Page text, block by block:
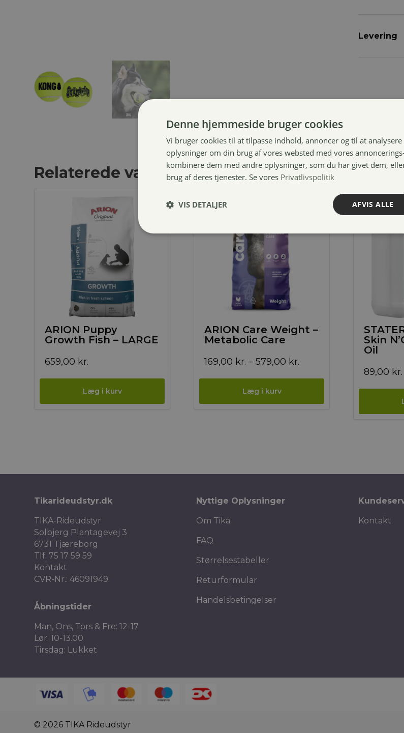
Levering
Relaterede varer
ARION Puppy
Growth Fish – LARGE
659,00 kr.
ARION Care Weight –
Metabolic Care
169,00 kr. – 579,00 kr.
579,00 kr.
Skin
Oil
89,00 kr.
Tikarideudstyr.dk
TIKA-Rideudstyr
Solbjerg Plantagevej 3
6731 Tjæreborg
Tlf. 75 17 59 59
Kontakt
CVR-Nr.: 46091949
Åbningstider
Man, Ons, Tors & Fre: 12-17
Lør: 10-13.00
Tirsdag: Lukket
Nyttige Oplysninger
Om Tika
FAQ
Størrelsestabeller
Returformular
Handelsbetingelser
Kontakt
© 2026 TIKA Rideudstyr
Denne hjemmeside bruger cookies
Vi bruger cookies til at tilpasse indhold, annoncer og til at
oplysninger om din brug af vores websted med vores
kombinere dem med andre oplysninger, som du har givet dem,
brug af deres tjenester. Se vores Privatlivspolitik
AFVIS ALLE
VIS DETALJER